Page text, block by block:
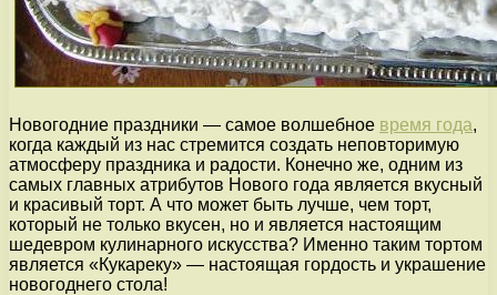
Новогодние праздники — самое волшебное время года,
когда каждый из нас стремится создать неповторимую
атмосферу праздника и радости. Конечно же, одним из
самых главных атрибутов Нового года является вкусный
и красивый торт. А что может быть лучше, чем торт,
который не только вкусен, но и является настоящим
шедевром кулинарного искусства? Именно таким тортом
является «Кукареку» — настоящая гордость и украшение
новогоднего стола!